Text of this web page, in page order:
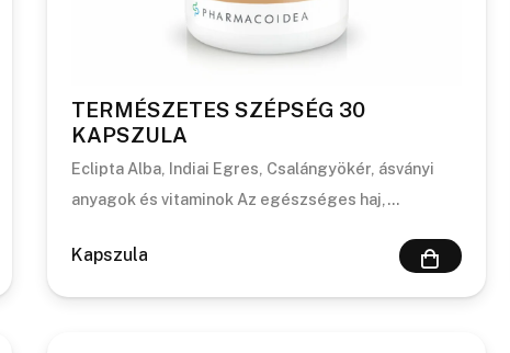
TERMÉSZETES SZÉPSÉG 30
KAPSZULA
Eclipta Alba, Indiai Egres, Csalángyökér, ásványi
anyagok és vitaminok Az egészséges haj,…
Kapszula